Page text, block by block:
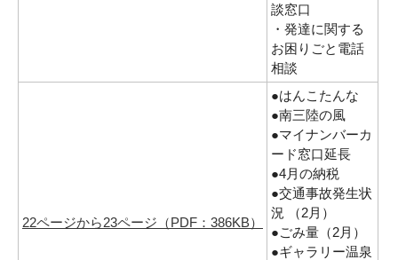
談窓口
・発達に関する
お困りごと電話
相談
22ページから23ページ（PDF：386KB）
●はんこたんな
●南三陸の風
●マイナンバーカ
ード窓口延長
●4月の納税
●交通事故発生状
況 （2月）
●ごみ量（2月）
●ギャラリー温泉